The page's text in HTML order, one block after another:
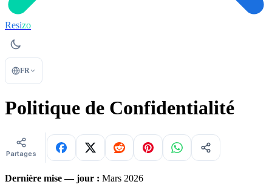
Resizo
FR
Politique de Confidentialité
Partages
Dernière mise — jour : Mars 2026